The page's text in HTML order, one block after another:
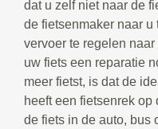
dat u zelf niet naar de
de fietsenmaker naar u
vervoer te regelen
uw fiets een reparatie
meer fietst, is dat de
heeft een fietsenrek
de fiets in de auto, bus